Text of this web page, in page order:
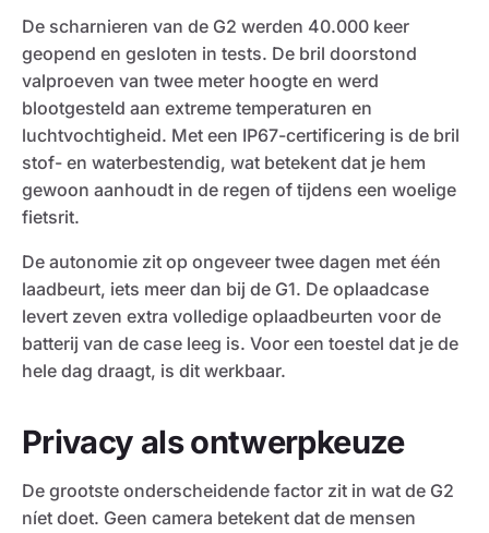
De scharnieren van de G2 werden 40.000 keer
geopend en gesloten in tests. De bril doorstond
valproeven van twee meter hoogte en werd
blootgesteld aan extreme temperaturen en
luchtvochtigheid. Met een IP67-certificering is de bril
stof- en waterbestendig, wat betekent dat je hem
gewoon aanhoudt in de regen of tijdens een woelige
fietsrit.
De autonomie zit op ongeveer twee dagen met één
laadbeurt, iets meer dan bij de G1. De oplaadcase
levert zeven extra volledige oplaadbeurten voor de
batterij van de case leeg is. Voor een toestel dat je de
hele dag draagt, is dit werkbaar.
Privacy als ontwerpkeuze
De grootste onderscheidende factor zit in wat de G2
níet doet. Geen camera betekent dat de mensen